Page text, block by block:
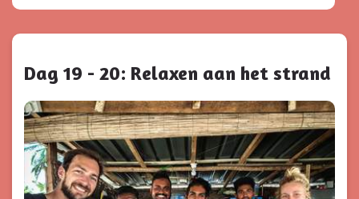
Dag 19 - 20: Relaxen aan het strand